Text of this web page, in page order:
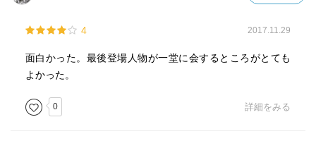
4 2017.11.29
面白かった。最後登場人物が一堂に会するところがとても
よかった。
0 詳細をみる